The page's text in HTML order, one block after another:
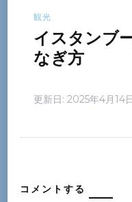
観光
イスタンブ
なぎ方
更新日: 2025年4月14
コメントする